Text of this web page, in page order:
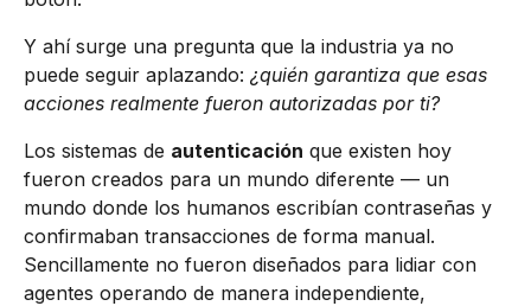
Y ahí surge una pregunta que la industria ya no
puede seguir aplazando: ¿quién garantiza que esas
acciones realmente fueron autorizadas por ti?
Los sistemas de autenticación que existen hoy
fueron creados para un mundo diferente — un
mundo donde los humanos escribían contraseñas y
confirmaban transacciones de forma manual.
Sencillamente no fueron diseñados para lidiar con
agentes operando de manera independiente,